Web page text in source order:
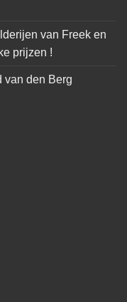
van Freek en
prijzen !
van den Berg